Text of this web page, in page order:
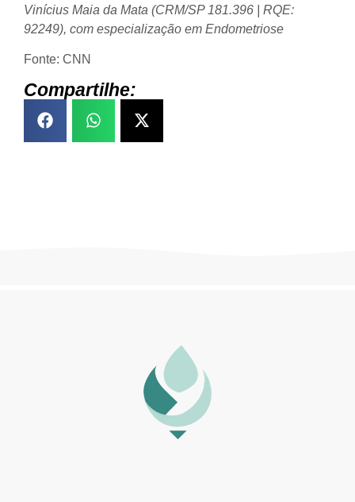
Vinícius Maia da Mata (CRM/SP 181.396 | RQE:
92249), com especialização em Endometriose
Fonte: CNN
Compartilhe: